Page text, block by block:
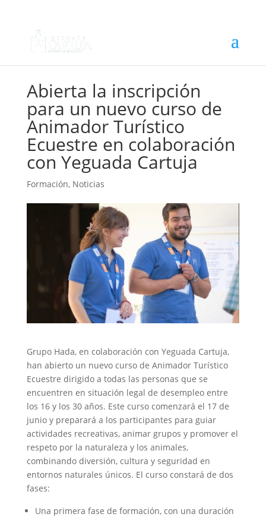
Abierta la inscripción
para un nuevo curso de
Animador Turístico
Ecuestre en colaboración
con Yeguada Cartuja
Formación, Noticias
Grupo Hada, en colaboración con Yeguada Cartuja,
han abierto un nuevo curso de Animador Turístico
Ecuestre dirigido a todas las personas que se
encuentren en situación legal de desempleo entre
los 16 y los 30 años. Este curso comenzará el 17 de
junio y preparará a los participantes para guiar
actividades recreativas, animar grupos y promover el
respeto por la naturaleza y los animales,
combinando diversión, cultura y seguridad en
entornos naturales únicos. El curso constará de dos
fases:
Una primera fase de formación, con una duración